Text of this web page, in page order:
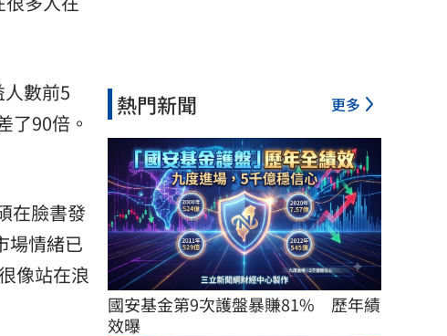
數前5
了90倍。
在臉書發
場情緒已
像站在浪
熱門新聞 更多
國安基金第9次護盤暴賺81%　歷年績
效曝